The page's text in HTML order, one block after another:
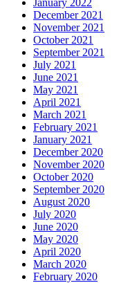
January 2022
December 2021
November 2021
October 2021
September 2021
July 2021
June 2021
May 2021
April 2021
March 2021
February 2021
January 2021
December 2020
November 2020
October 2020
September 2020
August 2020
July 2020
June 2020
May 2020
April 2020
March 2020
February 2020